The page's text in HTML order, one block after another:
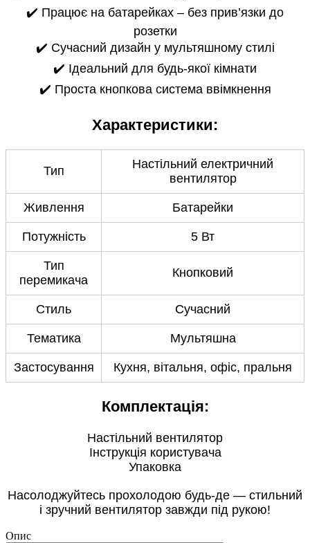
✔️ Працює на батарейках – без прив’язки до
розетки
✔️ Сучасний дизайн у мультяшному стилі
✔️ Ідеальний для будь-якої кімнати
✔️ Проста кнопкова система ввімкнення
Характеристики:
Тип
Настільний електричний
вентилятор
Живлення Батарейки
Потужність 5 Вт
Тип
перемикача
Кнопковий
Стиль Сучасний
Тематика Мультяшна
Застосування Кухня, вітальня, офіс, пральня
Комплектація:
Настільний вентилятор
Інструкція користувача
Упаковка
Насолоджуйтесь прохолодою будь-де — стильний
і зручний вентилятор завжди під рукою!
Опис